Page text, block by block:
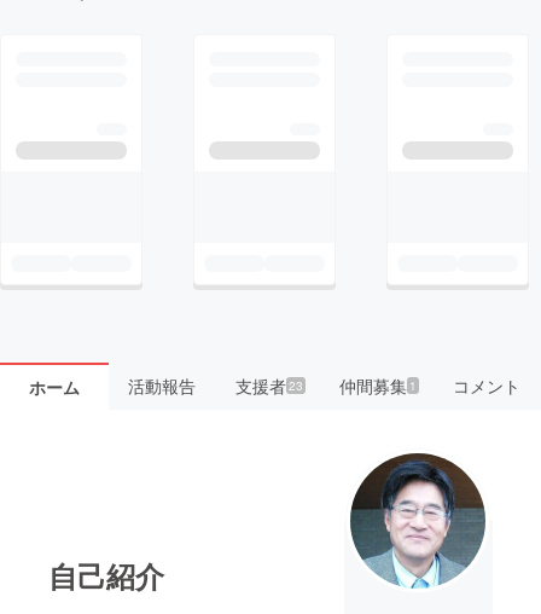
ホーム 活動報告 支援者23 仲間募集 1 コメント
自己紹介